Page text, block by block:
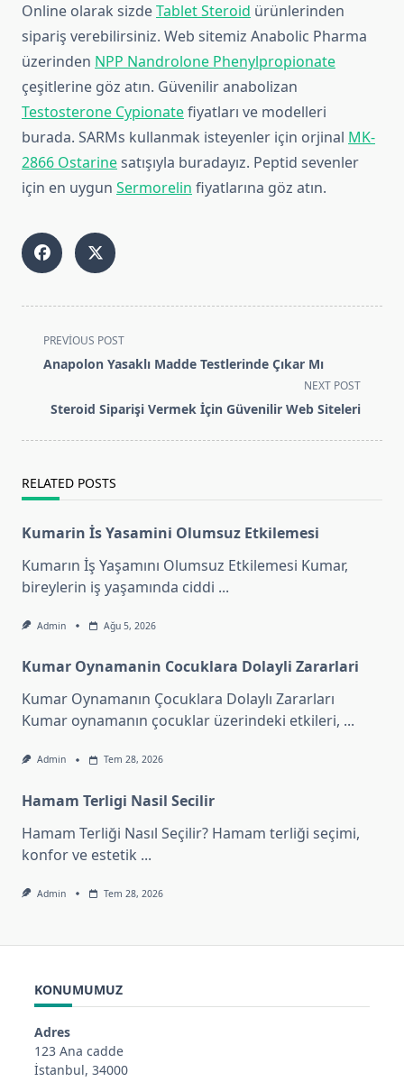
Online olarak sizdeTablet Steroid ürünlerinden
sipariş verebilirsiniz. Web sitemiz Anabolic Pharma
üzerinden NPP Nandrolone Phenylpropionate
çeşitlerine göz atın. Güvenilir anabolizan
Testosterone Cypionatefiyatları ve modelleri
burada. SARMs kullanmak isteyenler için orjinal MK-
2866 Ostarinesatışıyla buradayız. Peptid sevenler
için en uygun Sermorelin fiyatlarına göz atın.
<span
class="nav-
screen-
text">Page</span>
PREVIOUS POST
Anapolon Yasaklı Madde Testlerinde Çıkar Mı
NEXT POST
Steroid Siparişi Vermek İçin Güvenilir Web Siteleri
RELATED POSTS
Kumarin İs Yasamini Olumsuz Etkilemesi
Kumarın İş Yaşamını Olumsuz Etkilemesi Kumar,
bireylerin iş yaşamında ciddi ...
Admin Ağu 5, 2026
Kumar Oynamanin Cocuklara Dolayli Zararlari
Kumar Oynamanın Çocuklara Dolaylı Zararları
Kumar oynamanın çocuklar üzerindeki etkileri, ...
Admin Tem 28, 2026
Hamam Terligi Nasil Secilir
Hamam Terliği Nasıl Seçilir? Hamam terliği seçimi,
konfor ve estetik ...
Admin Tem 28, 2026
KONUMUMUZ
Adres
123 Ana cadde
İstanbul, 34000